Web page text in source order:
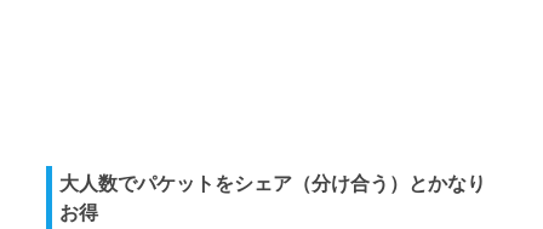
大人数でパケットをシェア（分け合う）とかなり
お得